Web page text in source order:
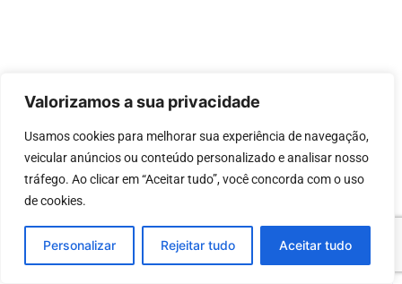
Valorizamos a sua privacidade
Usamos cookies para melhorar sua experiência de navegação,
veicular anúncios ou conteúdo personalizado e analisar nosso
tráfego. Ao clicar em “Aceitar tudo”, você concorda com o uso
de cookies.
Personalizar Rejeitar tudo Aceitar tudo